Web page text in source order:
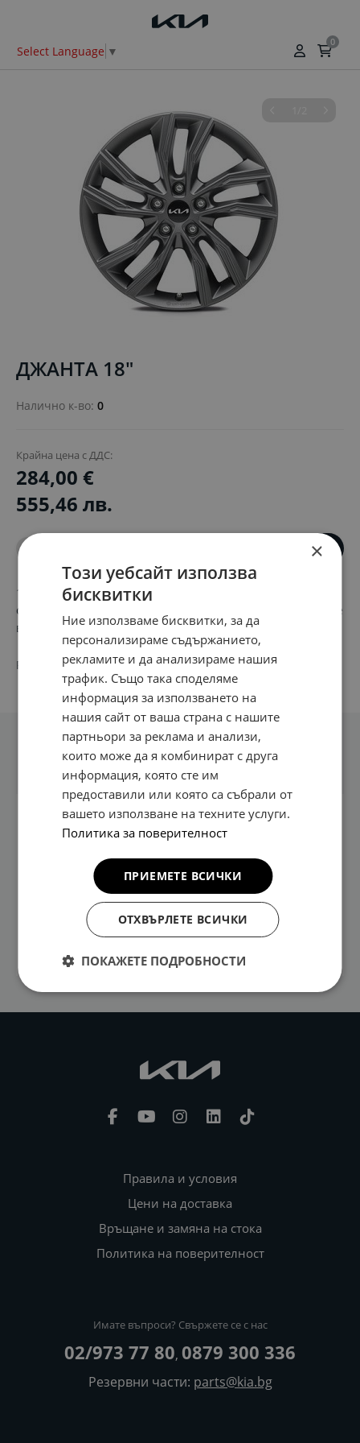
Select Language ▼
0
ДЖАНТА 18"
Налично к-во: 0
Крайна цена с ДДС:
284,00 €
555,46 лв.
18-инчова графитна алуминиева джанта с пет двойни
спици, 7.5Jx18, подходяща за гуми 225/40 R18. Капачката е
включена, гайките не са включени.
PN: J7400 AD E08GR
Техническа информация
Алуминиева джанта, отговаряща на
спецификациите в одобрението за тип на цялото
превозно средство (WVTA). Съвместима с TPMS.
Препоръчителен размер на гумите: 225/40 R18.
Спецификация: 7.5Jx18. Включена е брандирана
капачка. Капачка с ново лого на Kia се поръчва
отделно: 66400ADE91BLB. Използвайте оригинални
Правила и условия
Цени на доставка
Връщане и замяна на стока
Политика на поверителност
Имате въпроси? Свържете се с нас
02/973 77 80, 0879 300 336
Резервни части: parts@kia.bg
×
Този уебсайт използва
бисквитки
Ние използваме бисквитки, за да
персонализираме съдържанието,
рекламите и да анализираме нашия
трафик. Също така споделяме
информация за използването на
нашия сайт от ваша страна с нашите
партньори за реклама и анализи,
които може да я комбинират с друга
информация, която сте им
предоставили или която са събрали от
вашето използване на техните услуги.
Политика за поверителност
ПРИЕМЕТЕ ВСИЧКИ
ОТХВЪРЛЕТЕ ВСИЧКИ
ПОКАЖЕТЕ ПОДРОБНОСТИ